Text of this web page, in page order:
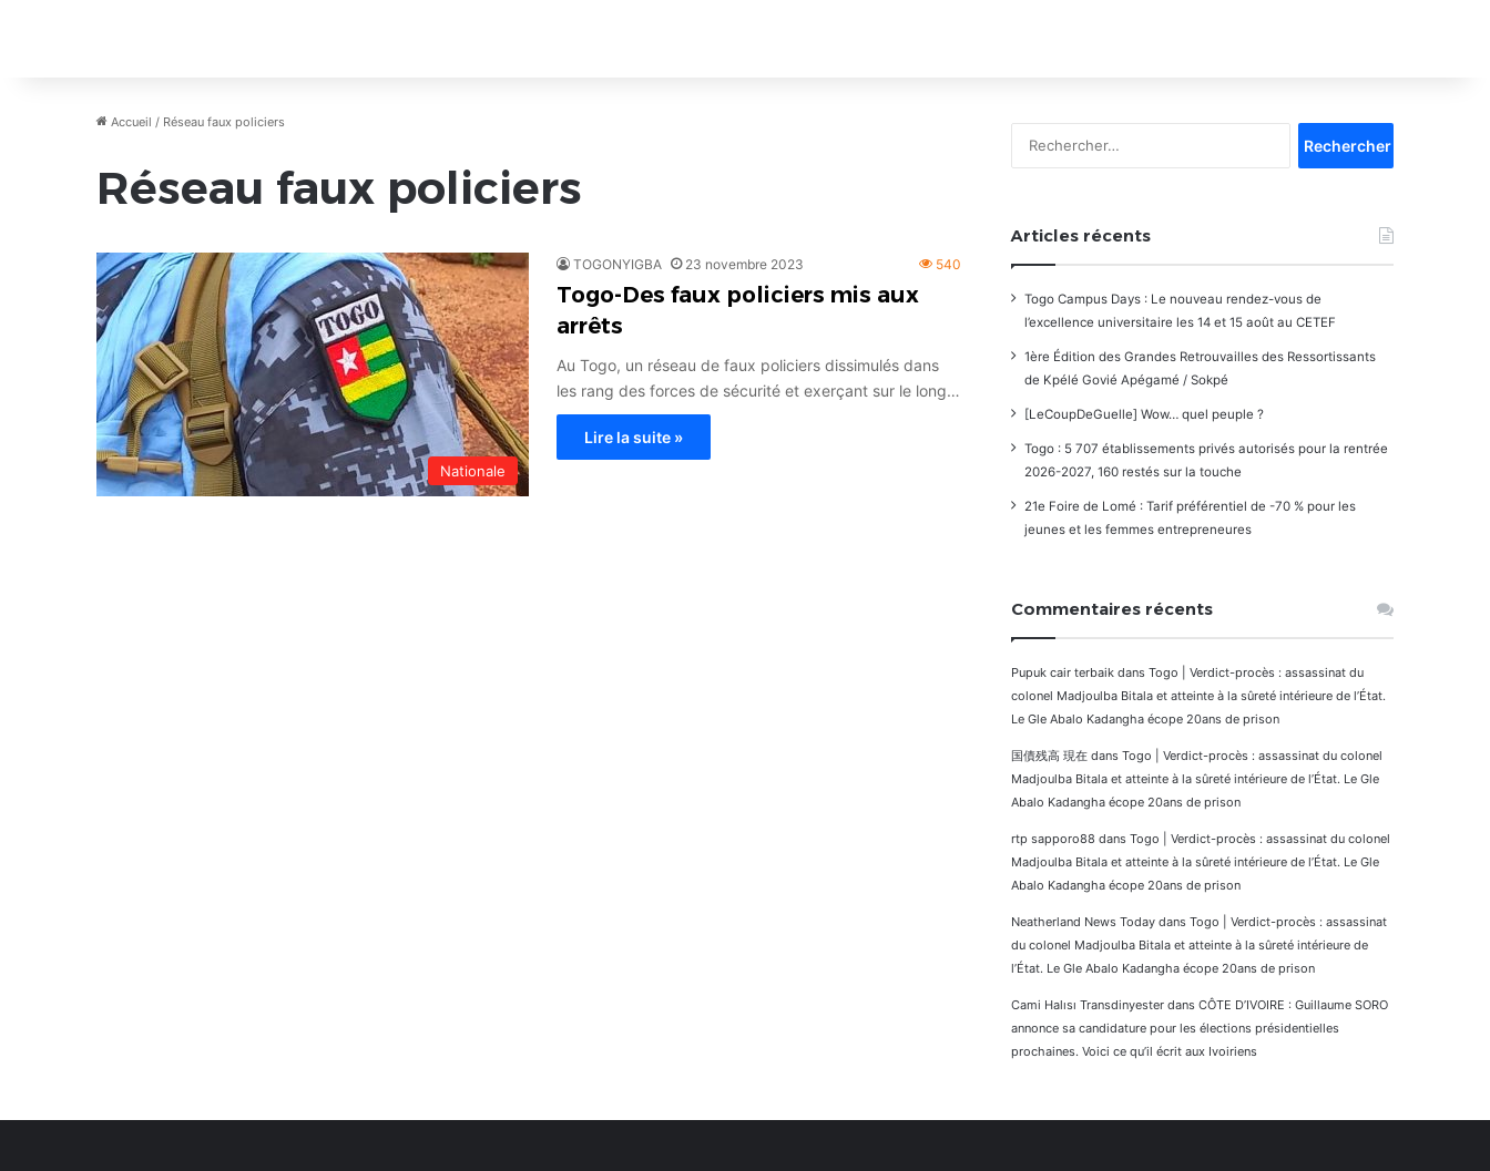
Accueil / Réseau faux policiers
Réseau faux policiers
Nationale
TOGONYIGBA 23 novembre 2023 540
Togo-Des faux policiers mis aux
arrêts
Au Togo, un réseau de faux policiers dissimulés dans
les rang des forces de sécurité et exerçant sur le long…
Lire la suite »
Articles récents
Togo Campus Days : Le nouveau rendez-vous de
l’excellence universitaire les 14 et 15 août au CETEF
1ère Édition des Grandes Retrouvailles des Ressortissants
de Kpélé Govié Apégamé / Sokpé
[LeCoupDeGuelle] Wow… quel peuple ?
Togo : 5 707 établissements privés autorisés pour la rentrée
2026-2027, 160 restés sur la touche
21e Foire de Lomé : Tarif préférentiel de -70 % pour les
jeunes et les femmes entrepreneures
Commentaires récents
Pupuk cair terbaik dans Togo | Verdict-procès : assassinat du
colonel Madjoulba Bitala et atteinte à la sûreté intérieure de l’État.
Le Gle Abalo Kadangha écope 20ans de prison
国債残高 現在 dans Togo | Verdict-procès : assassinat du colonel
Madjoulba Bitala et atteinte à la sûreté intérieure de l’État. Le Gle
Abalo Kadangha écope 20ans de prison
rtp sapporo88 dans Togo | Verdict-procès : assassinat du colonel
Madjoulba Bitala et atteinte à la sûreté intérieure de l’État. Le Gle
Abalo Kadangha écope 20ans de prison
Neatherland News Today dans Togo | Verdict-procès : assassinat
du colonel Madjoulba Bitala et atteinte à la sûreté intérieure de
l’État. Le Gle Abalo Kadangha écope 20ans de prison
Cami Halısı Transdinyester dans CÔTE D’IVOIRE : Guillaume SORO
annonce sa candidature pour les élections présidentielles
prochaines. Voici ce qu’il écrit aux Ivoiriens